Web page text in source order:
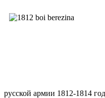
русской армии 1812-1814